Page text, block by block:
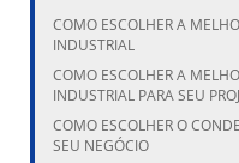
COMO ESCOLHER A
INDUSTRIAL
COMO ESCOLHER A
INDUSTRIAL PARA SEU
COMO ESCOLHER O
SEU NEGÓCIO